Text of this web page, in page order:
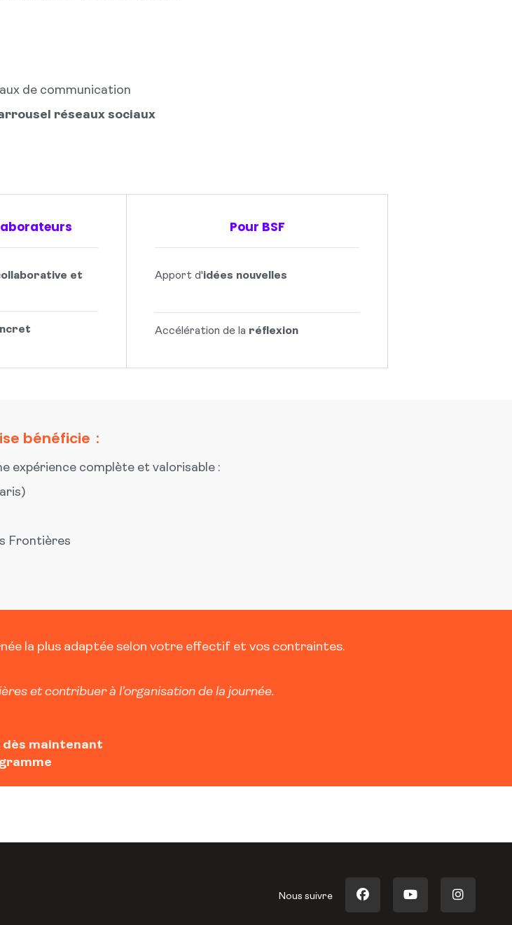
de communication
réseaux sociaux
et
Pour BSF
Apport d'idées nouvelles
Accélération de la réflexion
bénéficie :
expérience complète et valorisable :
Frontières
la plus adaptée selon votre effectif et vos contraintes.
et contribuer à l’organisation de la journée.
dès maintenant
Nous suivre